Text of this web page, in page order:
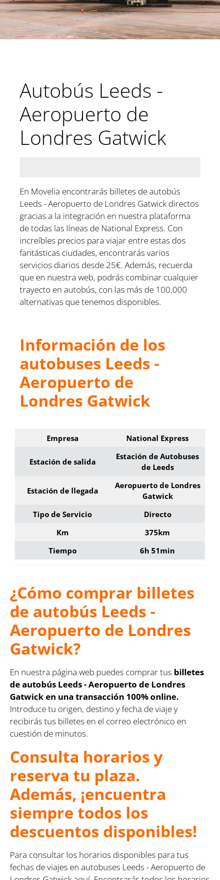
Autobús Leeds -
Aeropuerto de
Londres Gatwick
En Movelia encontrarás billetes de autobús
Leeds - Aeropuerto de Londres Gatwick directos
gracias a la integración en nuestra plataforma
de todas las líneas de National Express. Con
increíbles precios para viajar entre estas dos
fantásticas ciudades, encontrarás varios
servicios diarios desde 25€. Además, recuerda
que en nuestra web, podrás combinar cualquier
trayecto en autobús, con las más de 100.000
alternativas que tenemos disponibles.
Información de los
autobuses Leeds -
Aeropuerto de
Londres Gatwick
Empresa National Express
Estación de salida
Estación de Autobuses
de Leeds
Estación de llegada
Aeropuerto de Londres
Gatwick
Tipo de Servicio
Directo
Km
375km
Tiempo
6h 51min
¿Cómo comprar billetes
de autobús Leeds -
Aeropuerto de Londres
Gatwick?
En nuestra página web puedes comprar tus billetes
de autobús Leeds - Aeropuerto de Londres
Gatwick en una transacción 100% online.
Introduce tu origen, destino y fecha de viaje y
recibirás tus billetes en el correo electrónico en
cuestión de minutos.
Consulta horarios y
reserva tu plaza.
Además, ¡encuentra
siempre todos los
descuentos disponibles!
Para consultar los horarios disponibles para tus
fechas de viajes en autobuses Leeds - Aeropuerto de